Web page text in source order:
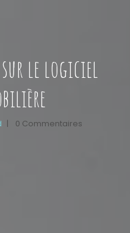
le logiciel
0 Commentaires